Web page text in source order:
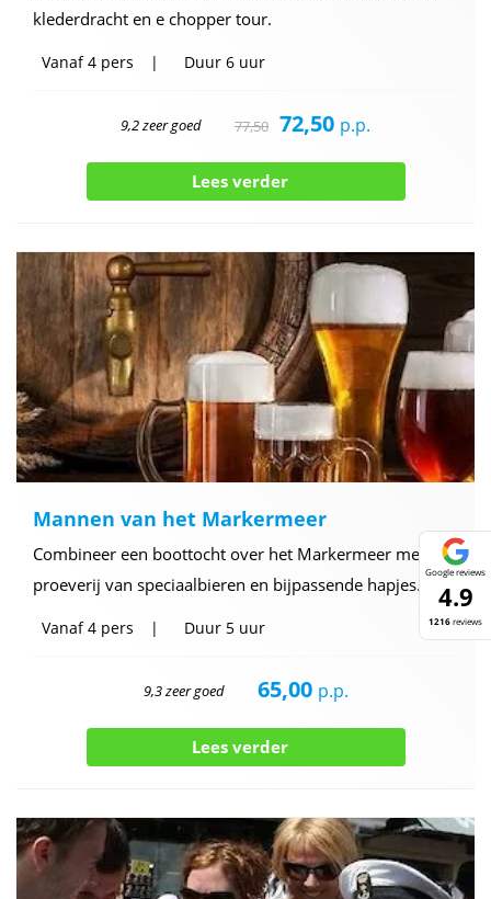
klederdracht en e chopper tour.
Vanaf4 pers Duur 6 uur
9,2 zeer goed 77,50 72,50 p.p.
Lees verder
Mannen van het Markermeer
Combineer een boottocht over het Markermeer met een
proeverij van speciaalbieren en bijpassende hapjes.
Vanaf4 pers Duur 5 uur
9,3 zeer goed 65,00 p.p.
Lees verder
Google reviews
4.9
1216reviews